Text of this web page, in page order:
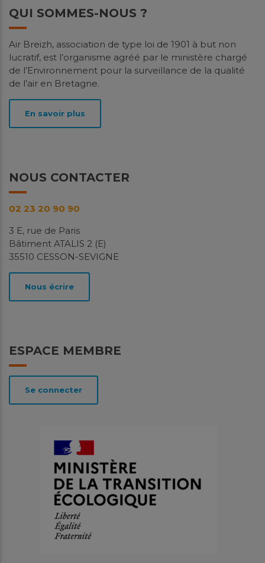
ESPACE MEMBRE
Se connecter
QUI SOMMES-NOUS ?
Air Breizh, association de type loi de 1901 à but non
lucratif, est l’organisme agréé par le ministère chargé
de l’Environnement pour la surveillance de la qualité
de l’air en Bretagne.
En savoir plus
NOUS CONTACTER
02 23 20 90 90
3 E, rue de Paris
Bâtiment ATALIS 2 (E)
35510 CESSON-SEVIGNE
Nous écrire